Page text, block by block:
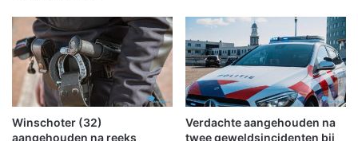
D
c
h
Winschoter (32)
aangehouden na reeks
Verdachte aangehouden na
twee geweldsincidenten bij